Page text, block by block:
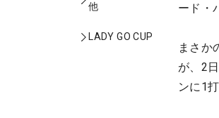
他
LADY GO CUP
ード・
まさか
が、2
ンに1